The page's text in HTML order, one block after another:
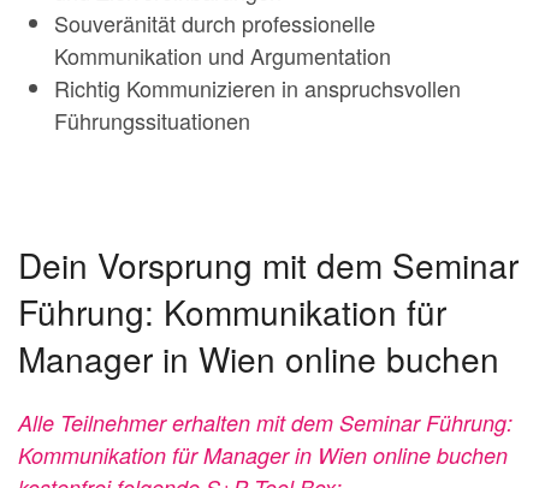
Souveränität durch professionelle
Kommunikation und Argumentation
Richtig Kommunizieren in anspruchsvollen
Führungssituationen
Dein Vorsprung mit dem Seminar
Führung: Kommunikation für
Manager in Wien online buchen
Alle Teilnehmer erhalten mit dem Seminar Führung:
Kommunikation für Manager in Wien online buchen